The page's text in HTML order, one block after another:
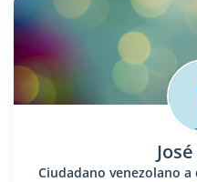
Ciudadano venezolano